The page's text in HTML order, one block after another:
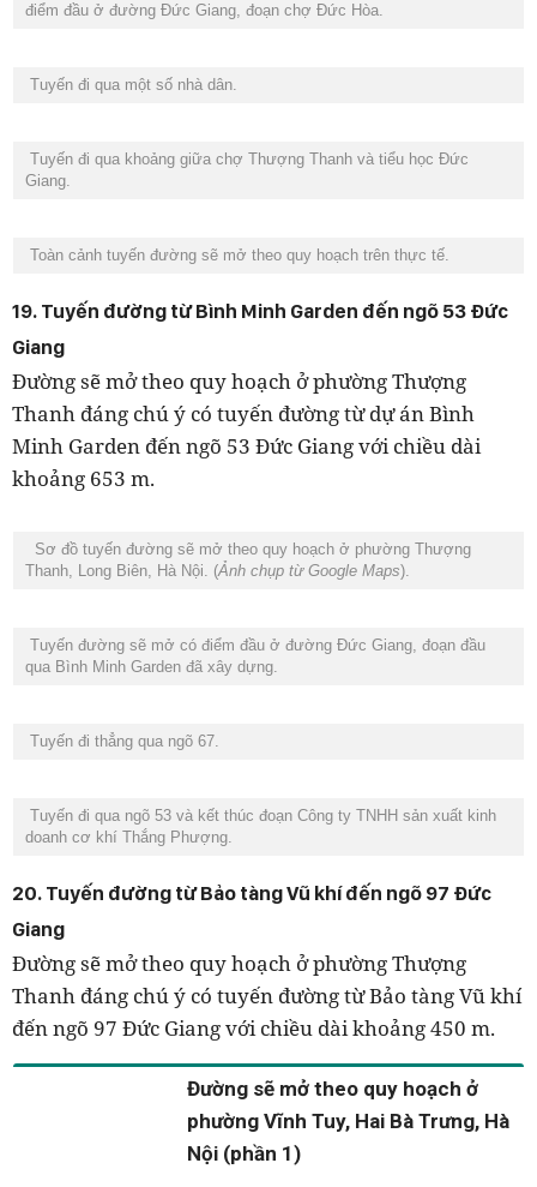
điểm đầu ở đường Đức Giang, đoạn chợ Đức Hòa.
Tuyến đi qua một số nhà dân.
Tuyến đi qua khoảng giữa chợ Thượng Thanh và tiểu học Đức
Giang.
Toàn cảnh tuyến đường sẽ mở theo quy hoạch trên thực tế.
19. Tuyến đường từ Bình Minh Garden đến ngõ 53 Đức
Giang
Đường sẽ mở theo quy hoạch ở phường Thượng
Thanh đáng chú ý có tuyến đường từ dự án Bình
Minh Garden đến ngõ 53 Đức Giang với chiều dài
khoảng 653 m.
Sơ đồ tuyến đường sẽ mở theo quy hoạch ở phường Thượng
Thanh, Long Biên, Hà Nội. (Ảnh chụp từ Google Maps).
Tuyến đường sẽ mở có điểm đầu ở đường Đức Giang, đoạn đầu
qua Bình Minh Garden đã xây dựng.
Tuyến đi thẳng qua ngõ 67.
Tuyến đi qua ngõ 53 và kết thúc đoạn Công ty TNHH sản xuất kinh
doanh cơ khí Thắng Phượng.
20. Tuyến đường từ Bảo tàng Vũ khí đến ngõ 97 Đức
Giang
Đường sẽ mở theo quy hoạch ở phường Thượng
Thanh đáng chú ý có tuyến đường từ Bảo tàng Vũ khí
đến ngõ 97 Đức Giang với chiều dài khoảng 450 m.
Đường sẽ mở theo quy hoạch ở
phường Vĩnh Tuy, Hai Bà Trưng, Hà
Nội (phần 1)